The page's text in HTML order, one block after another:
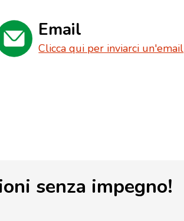
Email
Clicca qui per inviarci un'email
senza impegno!